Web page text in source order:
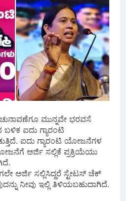
ಚುನಾವಣೆಗೂ ಮುನ್ನವೇ ಭರವಸೆ
ಐದು ಗ್ಯಾರಂಟಿ
ಐದು ಗ್ಯಾರಂಟಿ ಯೋಜನೆಗಳ
ಅರ್ಜಿ ಸಲ್ಲಿಕೆ ಪ್ರಕ್ರಿಯೆಯು
ಅರ್ಜಿ ಸಲ್ಲಿಸಿದ್ದರೆ ಸ್ಟೇಟಸ್ ಚೆಕ್
ನೀವು ಇಲ್ಲಿ ತಿಳಿಯಬಹುದಾಗಿದೆ.